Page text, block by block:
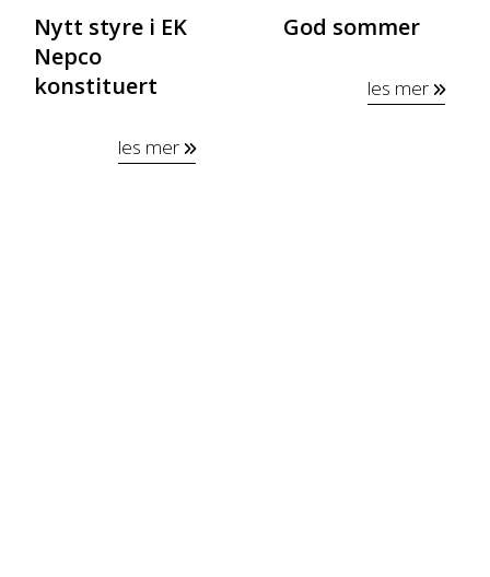
Nytt styre i EK
Nepco
konstituert
les mer
God sommer
les mer